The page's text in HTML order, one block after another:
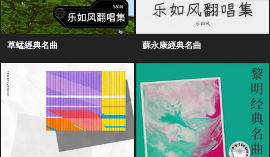
草蜢經典名曲 蘇永康經典名曲